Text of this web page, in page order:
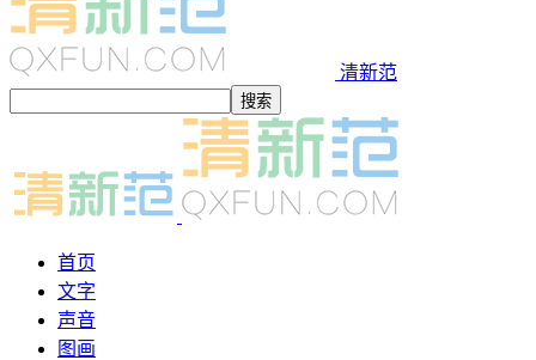
清新范
首页
文字
声音
图画